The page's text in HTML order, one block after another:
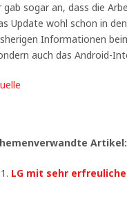
gab sogar an, dass die
Update wohl schon in
Informationen
auch das Android-
Artikel:
LG mit sehr